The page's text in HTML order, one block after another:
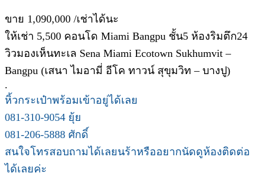
ขาย 1,090,000 /เช่าได้นะ
ให้เช่า 5,500 คอนโด Miami Bangpu ชั้น5 ห้องริมตึก24
วิวมองเห็นทะเล Sena Miami Ecotown Sukhumvit –
Bangpu (เสนา ไมอามี่ อีโค ทาวน์ สุขุมวิท – บางปู)
.
หิ้วกระเป๋าพร้อมเข้าอยู่ได้เลย
081-310-9054 ยุ้ย
081-206-5888 ศักดิ์
สนใจโทรสอบถามได้เลยนร้าหรืออยากนัดดูห้องติดต่อ
ได้เลยค่ะ